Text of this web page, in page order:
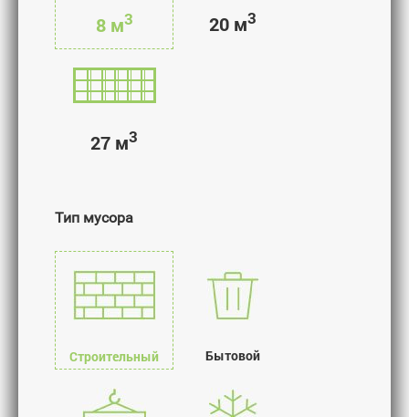
8 м3 20 м3
27 м3
Тип мусора
Строительный Бытовой